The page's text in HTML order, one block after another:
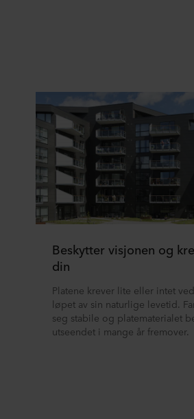
Beskytter visjonen og
din
Platene krever lite eller intet
løpet av sin naturlige levetid.
seg stabile og platematerialet
utseendet i mange år fremover.